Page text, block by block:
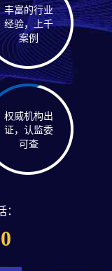
丰富的行业
经验，上千
案例
权威机构出
证，认监委
可查